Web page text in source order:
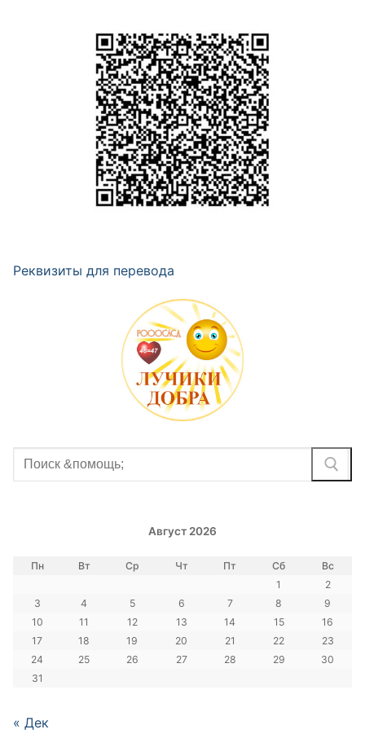
Реквизиты для перевода
Найти:
Август 2026
Пн Вт Ср Чт Пт Сб
Вс
1
2
3
4 5 6 7 8
9
10
11 12 13 14 15
16
17
18 19 20 21 22
23
24
25 26 27 28 29
30
31
« Дек